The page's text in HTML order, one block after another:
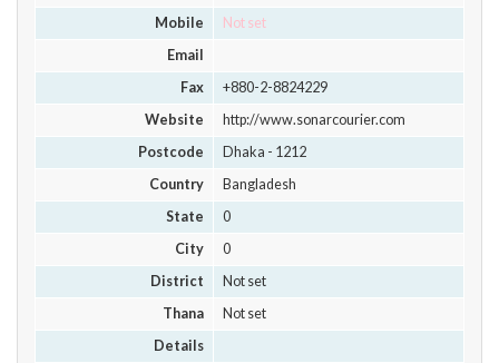
Mobile
Not set
Email
Fax
+880-2-8824229
Website
http://www.sonarcourier.com
Postcode
Dhaka - 1212
Country
Bangladesh
State
0
City
0
District
Not set
Thana
Not set
Details